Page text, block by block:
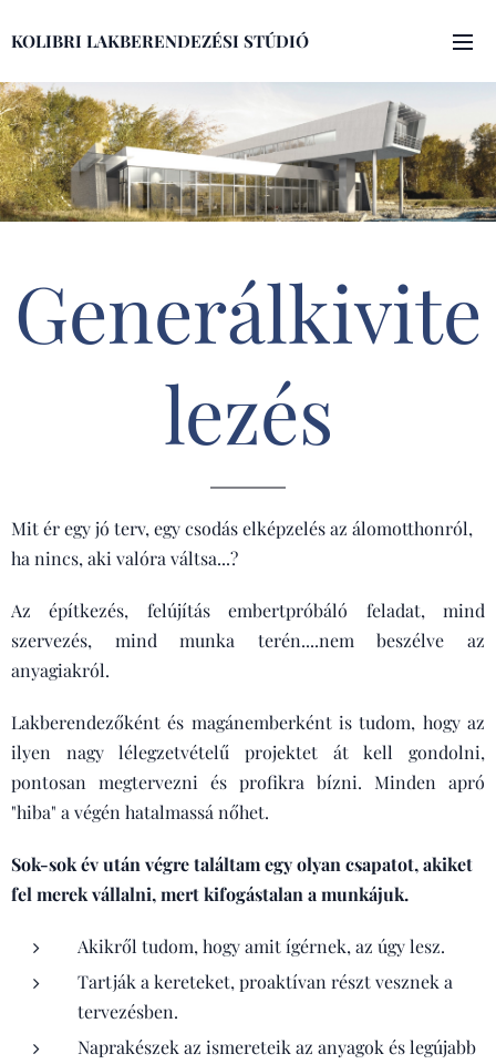
KOLIBRI LAKBERENDEZÉSI STÚDIÓ
Generálkivite
lezés
Mit ér egy jó terv, egy csodás elképzelés az álomotthonról,
ha nincs, aki valóra váltsa...?
Az építkezés, felújítás embertpróbáló feladat, mind
szervezés, mind munka terén....nem beszélve az
anyagiakról.
Lakberendezőként és magánemberként is tudom, hogy az
ilyen nagy lélegzetvételű projektet át kell gondolni,
pontosan megtervezni és profikra bízni. Minden apró
"hiba" a végén hatalmassá nőhet.
Sok-sok év után végre találtam egy olyan csapatot, akiket
fel merek vállalni, mert kifogástalan a munkájuk.
Akikről tudom, hogy amit ígérnek, az úgy lesz.
Tartják a kereteket, proaktívan részt vesznek a
tervezésben.
Naprakészek az ismereteik az anyagok és legújabb